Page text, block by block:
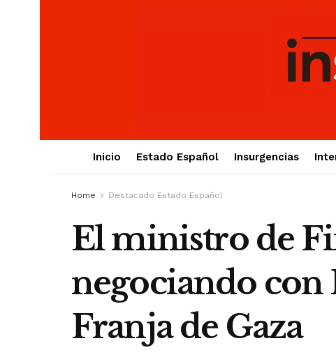
Inicio Estado Español Insurgencias
Home Destacado Estado Español
El ministro de
negociando con
Franja de Gaza